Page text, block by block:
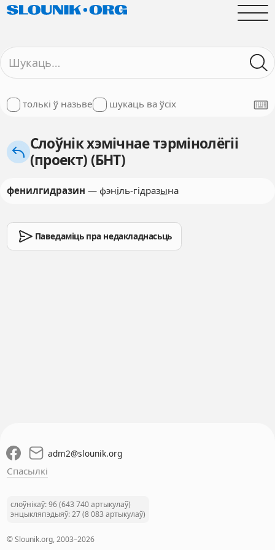
толькі ў назьве шукаць ва ўсіх
Слоўнік хэмічнае тэрмінолёгіі
(проект) (БНТ)
фенилгидразин — фэніль-гідразына
Паведаміць пра недакладнасьць
adm2@slounik.org
Спасылкі
слоўнікаў: 96 (643 740 артыкулаў)
энцыкляпэдыяў: 27 (8 083 артыкулаў)
© Slounik.org, 2003–2026